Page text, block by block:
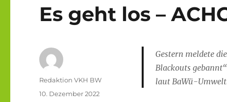
Es geht los –
Gestern meldete die
Blackouts
laut BaWü-
Autor
Redaktion VKH BW
Veröffentlicht
10. Dezember 2022